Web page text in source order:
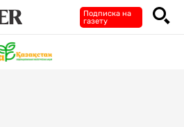
Подписка на
газету